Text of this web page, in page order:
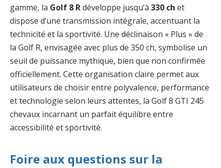
gamme, la Golf 8 Rdéveloppe jusqu’à 330 ch et
dispose d’une transmission intégrale, accentuant la
technicité et la sportivité. Une déclinaison « Plus » de
la Golf R, envisagée avec plus de 350 ch, symbolise un
seuil de puissance mythique, bien que non confirmée
officiellement. Cette organisation claire permet aux
utilisateurs de choisir entre polyvalence, performance
et technologie selon leurs attentes, la Golf 8 GTI 245
chevaux incarnant un parfait équilibre entre
accessibilité et sportivité.
Foire aux questions sur la